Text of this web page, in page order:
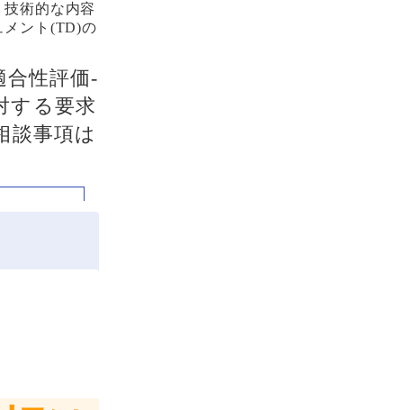
術的な内容
メント(TD)の
合性評価-
する要求
談事項は